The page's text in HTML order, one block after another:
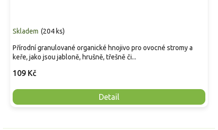
Skladem (204 ks)
109 Kč
Detail
Přírodní granulované organické hnojivo pro ovocné stromy a
keře, jako jsou jabloně, hrušně, třešně či...